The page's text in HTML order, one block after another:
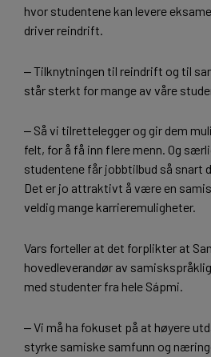
hvor studentene kan levere
driver reindrift.
‒ Tilknytningen til reindrift og til
står sterkt for mange av våre
‒ Så vi tilrettelegger og gir dem
felt, for å få inn flere menn. Og
studentene får jobbtilbud så snart
Det er jo attraktivt å være en
veldig mange karrieremuligheter.
Vars forteller at det forplikter at
hovedleverandør av
med studenter fra hele Sápmi.
‒ Vi må ha fokuset på at høyere
styrke samiske samfunn og